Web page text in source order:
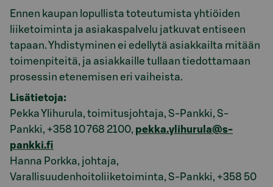
Ennen kaupan lopullista toteutumista yhtiöiden
liiketoiminta ja asiakaspalvelu jatkuvat entiseen
tapaan. Yhdistyminen ei edellytä asiakkailta mitään
toimenpiteitä, ja asiakkaille tullaan tiedottamaan
prosessin etenemisen eri vaiheista.
Lisätietoja:
Pekka Ylihurula, toimitusjohtaja, S-Pankki, S-
Pankki, +358 10 768 2100, pekka.ylihurula@s-
pankki.fi
Hanna Porkka, johtaja,
Varallisuudenhoitoliiketoiminta, S-Pankki, +358 50